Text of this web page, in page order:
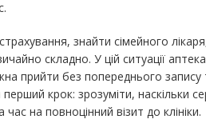
знайти сімейного
складно. У цій ситуації
прийти без попереднього запису
крок: зрозуміти, наскільки
на повноцінний візит до клініки.